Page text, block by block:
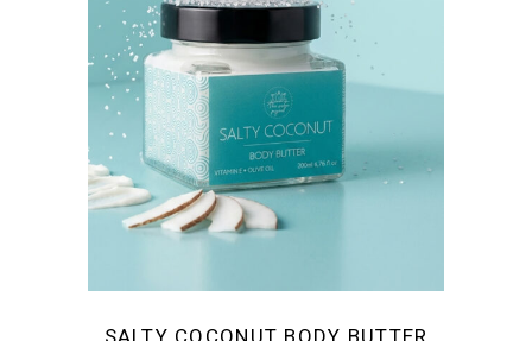
SALTY COCONUT BODY BUTTER